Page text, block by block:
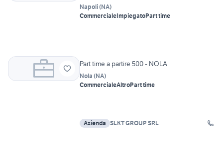
Napoli(NA)
CommercialeImpiegatoPart time
Part time a partire 500 - NOLA
Nola (NA)
CommercialeAltroPart time
Azienda SLKT GROUP SRL